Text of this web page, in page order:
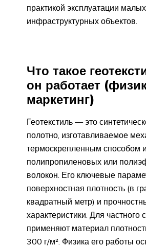
практикой эксплуатации малых
инфраструктурных объектов.
Что такое
он работает
маркетинг)
Геотекстиль — это
полотно, изготавливаемое
термоскрепленным способом
полипропиленовых или
волокон. Его ключевые
поверхностная плотность (в
квадратный метр) и
характеристики. Для частного
применяют материал
300 г/м². Физика его работы